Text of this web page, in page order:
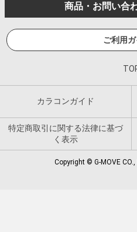
商品・お問い合
ご利用
カラコンガイド
特定商取引に関する法律に基づ
く表示
Copyright © G-MOVE